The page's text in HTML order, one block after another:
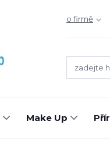
o firmě
Make Up